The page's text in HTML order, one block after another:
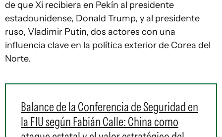
de que Xi recibiera en Pekín al presidente
estadounidense, Donald Trump, y al presidente
ruso, Vladimir Putin, dos actores con una
influencia clave en la política exterior de Corea del
Norte.
Balance de la Conferencia de Seguridad en
la FIU según Fabián Calle: China como